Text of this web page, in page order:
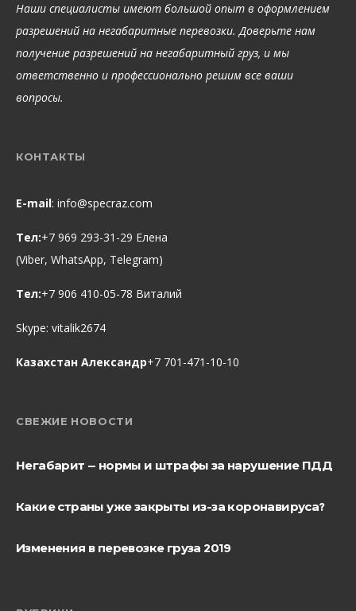
Наши специалисты имеют большой опыт в оформлением
разрешений на негабаритные перевозки. Доверьте нам
получение разрешений на негабаритный груз, и мы
ответственно и профессионально решим все ваши
вопросы.
КОНТАКТЫ
E-mail: info@specraz.com
Тел:+7 969 293-31-29 Елена
(Viber, WhatsApp, Telegram)
Тел:+7 906 410-05-78 Виталий
Skype: vitalik2674
Казахстан Александр+7 701-471-10-10
СВЕЖИЕ НОВОСТИ
Негабарит — нормы и штрафы за нарушение ПДД
Какие страны уже закрыты из-за коронавируса?
Изменения в перевозке груза 2019